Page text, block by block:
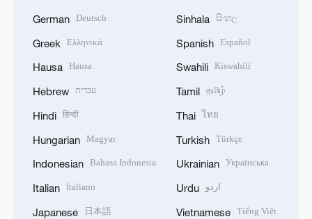
German Deutsch
Greek Ελληνικά
Hausa Hausa
Hebrew עברית
Hindi हिन्दी
Hungarian Magyar
Indonesian Bahasa Indonesia
Italian Italiano
Japanese 日本語
Sinhala සිංහල
Spanish Español
Swahili Kiswahili
Tamil தமிழ்
Thai ไทย
Turkish Türkçe
Ukrainian Українська
Urdu اردو
Vietnamese Tiếng Việt